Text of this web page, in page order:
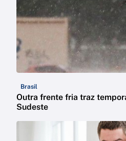
Brasil
Outra frente fria traz
Sudeste